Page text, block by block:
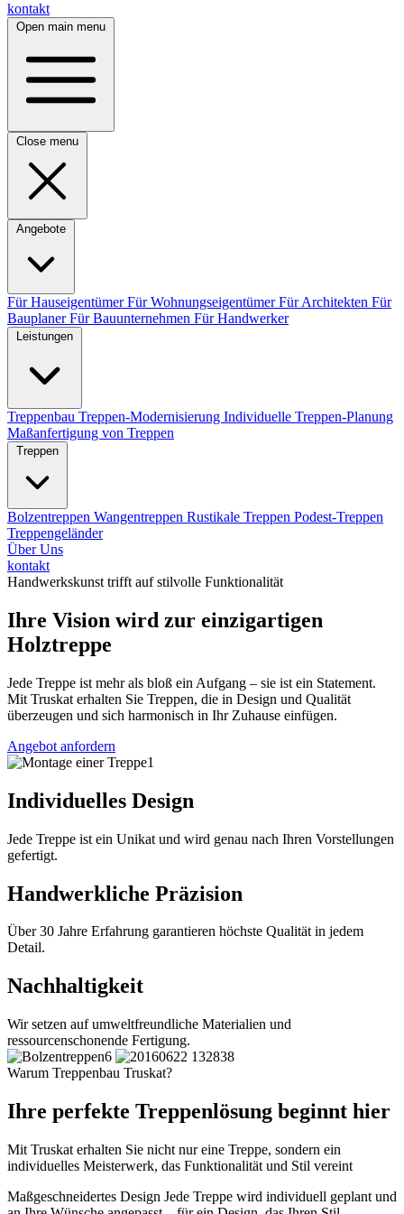
kontakt
Open main menu
Close menu
Angebote
Für HauseigentümerFür WohnungseigentümerFür Architekten Für
BauplanerFür Bauunternehmen Für Handwerker
Leistungen
Treppenbau Treppen-Modernisierung Individuelle Treppen-Planung
Maßanfertigung von Treppen
Treppen
Bolzentreppen Wangentreppen Rustikale Treppen Podest-Treppen
Treppengeländer
Über Uns
kontakt
Handwerkskunst trifft auf stilvolle Funktionalität
Ihre Vision wird zur einzigartigen
Holztreppe
Jede Treppe ist mehr als bloß ein Aufgang – sie ist ein Statement.
Mit Truskat erhalten Sie Treppen, die in Design und Qualität
überzeugen und sich harmonisch in Ihr Zuhause einfügen.
Angebot anfordern
Individuelles Design
Jede Treppe ist ein Unikat und wird genau nach Ihren Vorstellungen
gefertigt.
Handwerkliche Präzision
Über 30 Jahre Erfahrung garantieren höchste Qualität in jedem
Detail.
Nachhaltigkeit
Wir setzen auf umweltfreundliche Materialien und
ressourcenschonende Fertigung.
Warum Treppenbau Truskat?
Ihre perfekte Treppenlösung beginnt hier
Mit Truskat erhalten Sie nicht nur eine Treppe, sondern ein
individuelles Meisterwerk, das Funktionalität und Stil vereint
Maßgeschneidertes Design Jede Treppe wird individuell geplant und